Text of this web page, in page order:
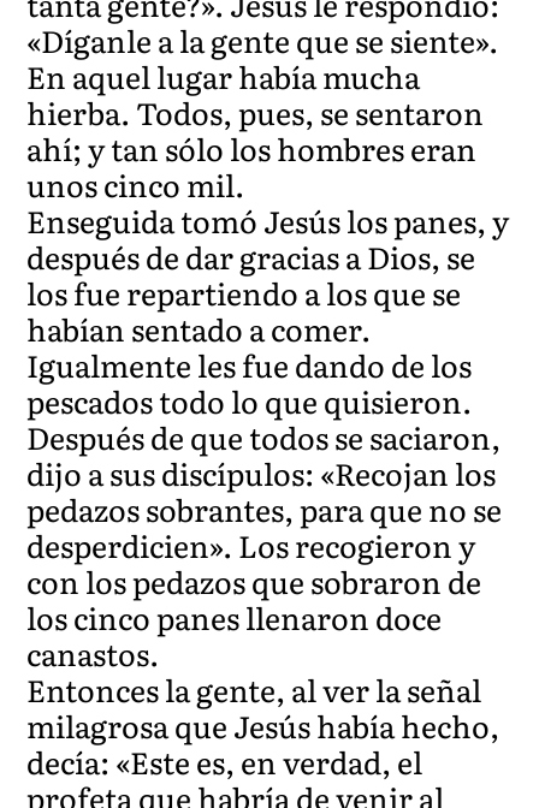
«Díganle a la gente que se siente».
En aquel lugar había mucha
hierba. Todos, pues, se sentaron
ahí; y tan sólo los hombres eran
unos cinco mil.
Enseguida tomó Jesús los panes, y
después de dar gracias a Dios, se
los fue repartiendo a los que se
habían sentado a comer.
Igualmente les fue dando de los
pescados todo lo que quisieron.
Después de que todos se saciaron,
dijo a sus discípulos: «Recojan los
pedazos sobrantes, para que no se
desperdicien». Los recogieron y
con los pedazos que sobraron de
los cinco panes llenaron doce
canastos.
Entonces la gente, al ver la señal
milagrosa que Jesús había hecho,
decía: «Este es, en verdad, el
profeta que habría de venir al